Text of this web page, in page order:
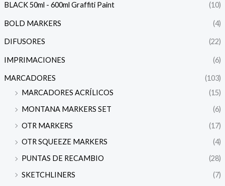
BLACK 50ml - 600ml Graffiti Paint (10)
BOLD MARKERS (4)
DIFUSORES (22)
IMPRIMACIONES (6)
MARCADORES
(103)
MARCADORES ACRÍLICOS
(15)
MONTANA MARKERS SET
(6)
OTR MARKERS
(17)
OTR SQUEEZE MARKERS
(4)
PUNTAS DE RECAMBIO
(28)
SKETCHLINERS
(7)